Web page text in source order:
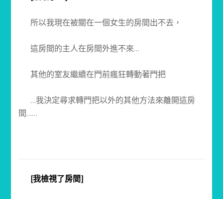
所以我現在被關在一個女生的房間出不去，
這房間的主人在房間外進不來…
其他的室友繼續在門前瘋狂轉動著門把
…我決定尋求轉門把以外的其他方法來離開這房
間……
[我檢視了房間]